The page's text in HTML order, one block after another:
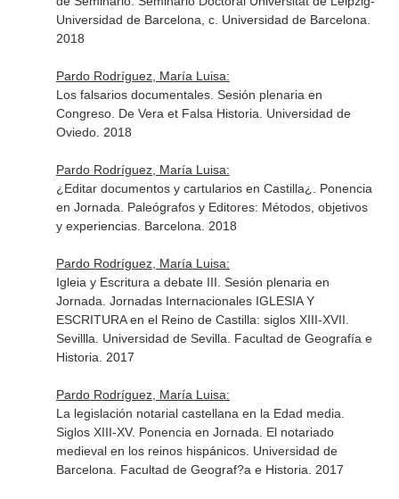
Universidad de Barcelona, c. Universidad de Barcelona.
2018
Pardo Rodríguez, María Luisa:
Los falsarios documentales. Sesión plenaria en
Congreso. De Vera et Falsa Historia. Universidad de
Oviedo. 2018
Pardo Rodríguez, María Luisa:
¿Editar documentos y cartularios en Castilla¿. Ponencia
en Jornada. Paleógrafos y Editores: Métodos, objetivos
y experiencias. Barcelona. 2018
Pardo Rodríguez, María Luisa:
Igleia y Escritura a debate III. Sesión plenaria en
Jornada. Jornadas Internacionales IGLESIA Y
ESCRITURA en el Reino de Castilla: siglos XIII-XVII.
Sevillla. Universidad de Sevilla. Facultad de Geografía e
Historia. 2017
Pardo Rodríguez, María Luisa:
La legislación notarial castellana en la Edad media.
Siglos XIII-XV. Ponencia en Jornada. El notariado
medieval en los reinos hispánicos. Universidad de
Barcelona. Facultad de Geograf?a e Historia. 2017